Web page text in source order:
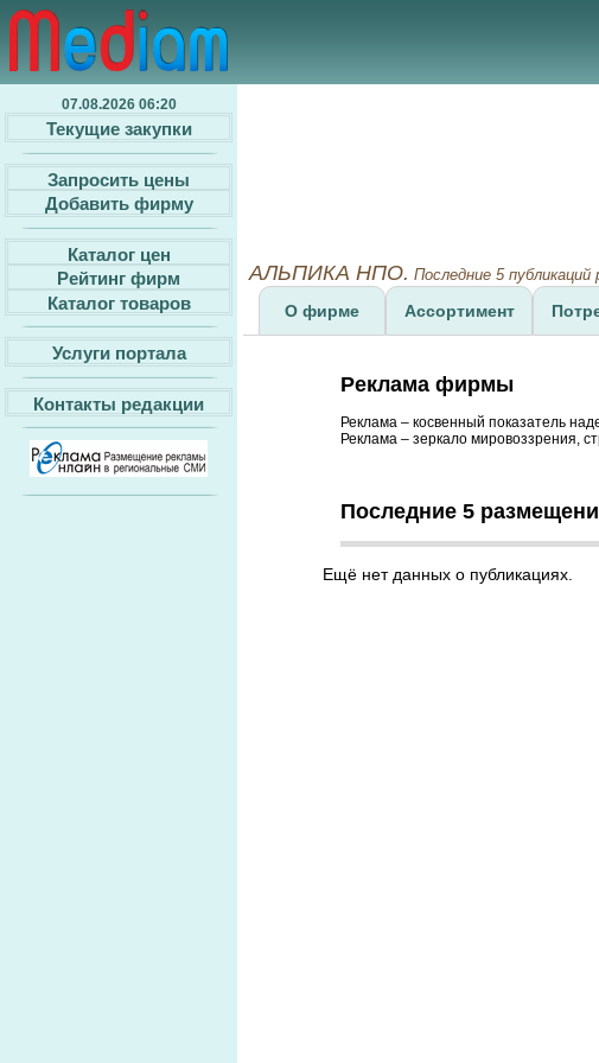
07.08.2026 06:20
Текущие закупки
Запросить цены
Добавить фирму
Каталог цен
Рейтинг фирм
Каталог товаров
Услуги портала
Контакты редакции
АЛЬПИКА НПО. Последние 5
О фирме Ассортимент
Реклама фирмы
Реклама – косвенный показатель
Реклама – зеркало мировоззрения,
Последние 5
Ещё нет данных о публикациях.